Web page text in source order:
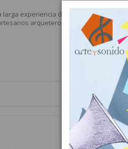
larga experiencia de prestigiosos
arqueteros con la tecnología